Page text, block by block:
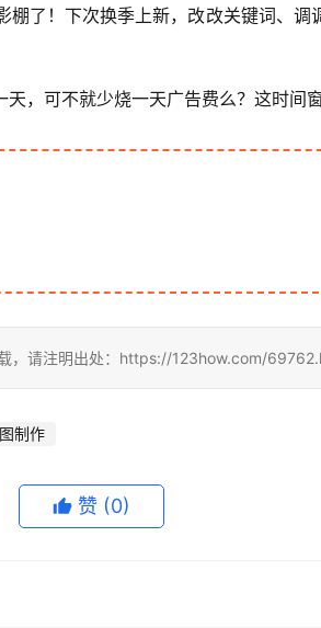
了！下次换季上新，改改关键词、调
，可不就少烧一天广告费么？这时间窗
，请注明出处：https://123how.com/
制作
赞 (0)